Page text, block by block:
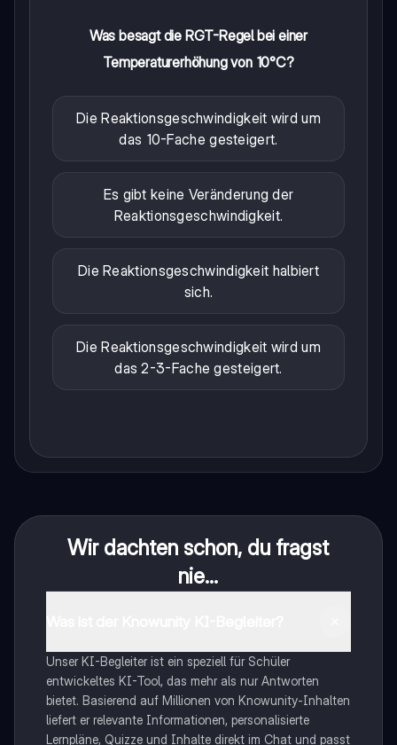
Was besagt die RGT-Regel bei einer
Temperaturerhöhung von 10°C?
Die Reaktionsgeschwindigkeit wird um
das 10-Fache gesteigert.
Es gibt keine Veränderung der
Reaktionsgeschwindigkeit.
Die Reaktionsgeschwindigkeit halbiert
sich.
Die Reaktionsgeschwindigkeit wird um
das 2-3-Fache gesteigert.
Wir dachten schon, du fragst
nie...
Unser KI-Begleiter ist ein speziell für Schüler
entwickeltes KI-Tool, das mehr als nur Antworten
bietet. Basierend auf Millionen von Knowunity-Inhalten
liefert er relevante Informationen, personalisierte
Lernpläne, Quizze und Inhalte direkt im Chat und passt